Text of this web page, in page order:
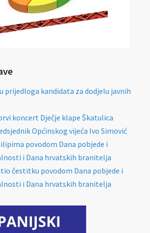
prijedloga kandidata za dodjelu javnih
koncert Dječje klape Škatulica
Općinskog vijeća Ivo Simović
povodom Dana pobjede i
i Dana hrvatskih branitelja
čestitku povodom Dana pobjede i
i Dana hrvatskih branitelja